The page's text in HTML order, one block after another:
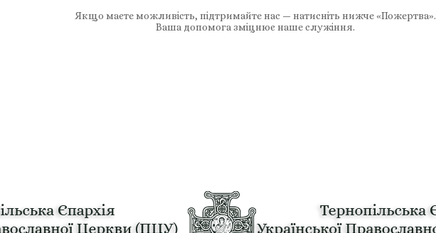
Якщо маєте можливість, підтримайте нас — натисніть нижче «Пожертва».
Ваша допомога зміцнює наше служіння.